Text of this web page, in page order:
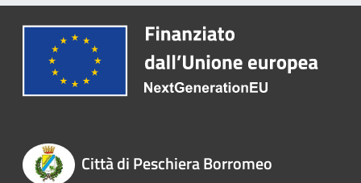
Città di Peschiera Borromeo